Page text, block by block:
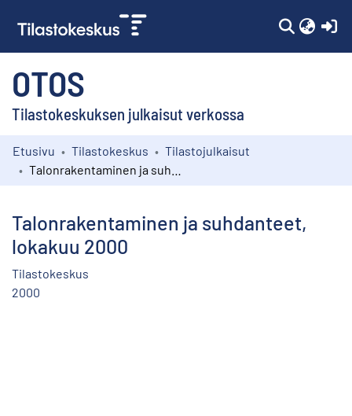
OTOS
Tilastokeskuksen julkaisut verkossa
Kokoelmat
Etusivu Tilastokeskus
Tilastojulkaisut
Talonrakentaminen ja suhdanteet,
lokakuu 2000
Tilastokeskus
2000